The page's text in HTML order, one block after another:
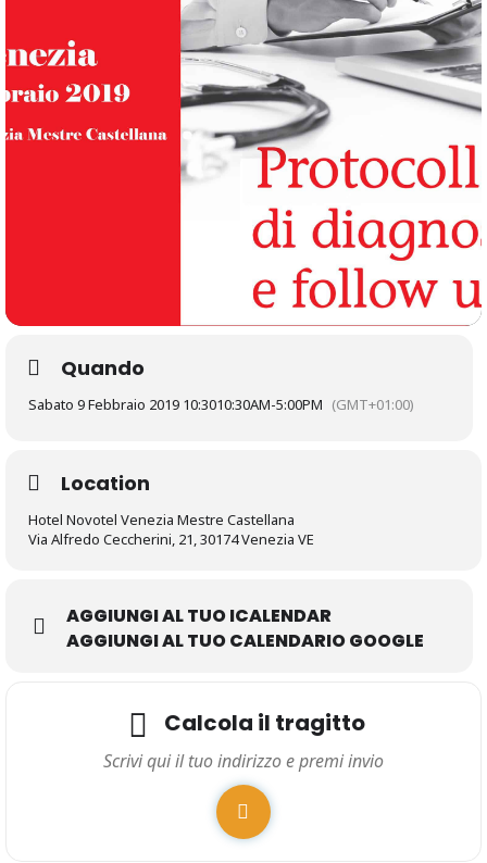
Quando
Sabato 9 Febbraio 2019 10:3010:30AM-5:00PM (GMT+01:00)
Location
Hotel Novotel Venezia Mestre Castellana
Via Alfredo Ceccherini, 21, 30174 Venezia VE
AGGIUNGI AL TUO ICALENDAR
AGGIUNGI AL TUO CALENDARIO GOOGLE
Calcola il tragitto